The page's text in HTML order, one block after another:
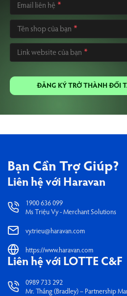
Email liên hệ
Tên shop của bạn
Link website của bạn
ĐĂNG KÝ TRỞ THÀNH ĐỐI
Bạn Cần Trợ Giúp?
Liên hệ với Haravan
1900 636 099
Ms Triệu Vy - Merchant Solutions
vy.trieu@haravan.com
https://www.haravan.com
Liên hệ với LOTTE C&F
0989 733 292
Mr. Thắng (Bradley) – Partnership